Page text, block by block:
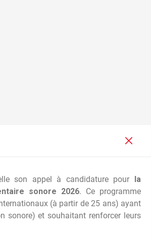
son appel à candidature pour la
sonore 2026. Ce programme
(à partir de 25 ans) ayant
sonore) et souhaitant renforcer leurs